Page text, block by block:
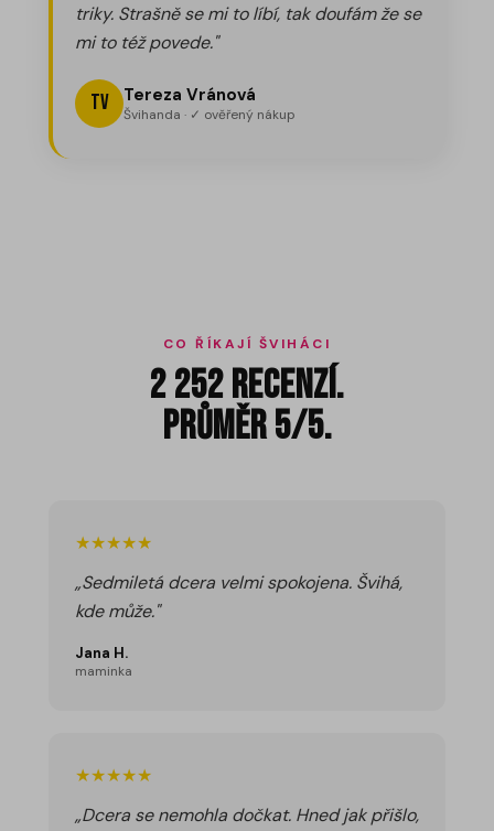
triky. Strašně se mi to líbí, tak doufám že se
mi to též povede."
TV Tereza Vránová
Švihanda · ✓ ověřený nákup
CO ŘÍKAJÍ ŠVIHÁCI
2 252 recenzí.
Průměr 5/5.
★★★★★
„Sedmiletá dcera velmi spokojena. Švihá,
kde může."
Jana H.
maminka
★★★★★
„Dcera se nemohla dočkat. Hned jak přišlo,